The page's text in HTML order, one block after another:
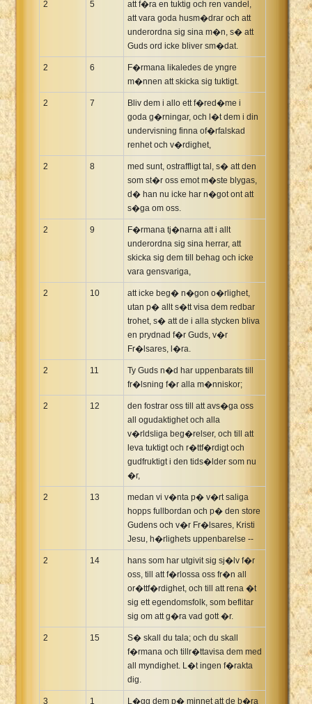
2 5
att f�ra en tuktig och ren vandel,
att vara goda husm�drar och att
underordna sig sina m�n, s� att
Guds ord icke bliver sm�dat.
2 6
F�rmana likaledes de yngre
m�nnen att skicka sig tuktigt.
2 7
Bliv dem i allo ett f�red�me i
goda g�rningar, och l�t dem i din
undervisning finna of�rfalskad
renhet och v�rdighet,
2 8
med sunt, ostraffligt tal, s� att den
som st�r oss emot m�ste blygas,
d� han nu icke har n�got ont att
s�ga om oss.
2 9
F�rmana tj�narna att i allt
underordna sig sina herrar, att
skicka sig dem till behag och icke
vara gensvariga,
2 10
att icke beg� n�gon o�rlighet,
utan p� allt s�tt visa dem redbar
trohet, s� att de i alla stycken bliva
en prydnad f�r Guds, v�r
Fr�lsares, l�ra.
2 11
Ty Guds n�d har uppenbarats till
fr�lsning f�r alla m�nniskor;
2 12
den fostrar oss till att avs�ga oss
all ogudaktighet och alla
v�rldsliga beg�relser, och till att
leva tuktigt och r�ttf�rdigt och
gudfruktigt i den tids�lder som nu
�r,
2 13
medan vi v�nta p� v�rt saliga
hopps fullbordan och p� den store
Gudens och v�r Fr�lsares, Kristi
Jesu, h�rlighets uppenbarelse --
2 14
hans som har utgivit sig sj�lv f�r
oss, till att f�rlossa oss fr�n all
or�ttf�rdighet, och till att rena �t
sig ett egendomsfolk, som beflitar
sig om att g�ra vad gott �r.
2 15
S� skall du tala; och du skall
f�rmana och tillr�ttavisa dem med
all myndighet. L�t ingen f�rakta
dig.
3 1 L�gg dem p� minnet att de b�ra